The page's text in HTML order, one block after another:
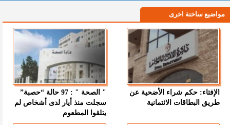
مواضيع ساخنة اخرى
الإفتاء: حكم شراء الأضحية عن
طريق البطاقات الائتمانية
" الصحة " : 97 حالة “حصبة”
سجلت منذ أيار لدى أشخاص لم
يتلقوا المطعوم